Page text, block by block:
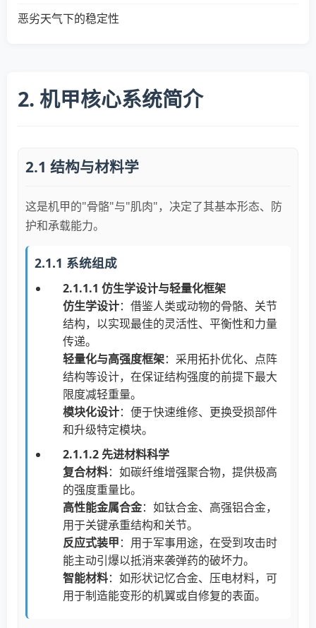
恶劣天气下的稳定性
2. 机甲核心系统简介
2.1 结构与材料学
这是机甲的"骨骼"与"肌肉"，决定了其基本形态、防
护和承载能力。
2.1.1 系统组成
2.1.1.1 仿生学设计与轻量化框架
仿生学设计：借鉴人类或动物的骨骼、关节
结构，以实现最佳的灵活性、平衡性和力量
传递。
轻量化与高强度框架：采用拓扑优化、点阵
结构等设计，在保证结构强度的前提下最大
限度减轻重量。
模块化设计：便于快速维修、更换受损部件
和升级特定模块。
2.1.1.2 先进材料科学
复合材料：如碳纤维增强聚合物，提供极高
的强度重量比。
高性能金属合金：如钛合金、高强铝合金，
用于关键承重结构和关节。
反应式装甲：用于军事用途，在受到攻击时
能主动引爆以抵消来袭弹药的破坏力。
智能材料：如形状记忆合金、压电材料，可
用于制造能变形的机翼或自修复的表面。